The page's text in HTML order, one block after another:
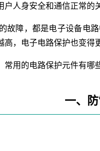
人身安全和通信正常的
故障，都是电子设备电
，电子电路保护也变得
常用的电路保护元件有哪
一、